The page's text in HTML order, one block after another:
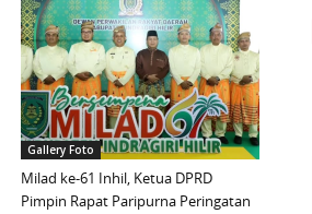
Gallery Foto
Milad ke-61 Inhil, Ketua DPRD
Pimpin Rapat Paripurna Peringatan